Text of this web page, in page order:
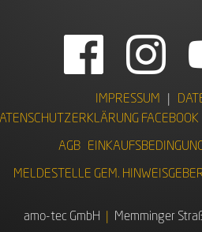
IMPRESSUM
FACEBOOK
AGB
MELDESTELLE GEM.
amo-tec GmbH Memminger